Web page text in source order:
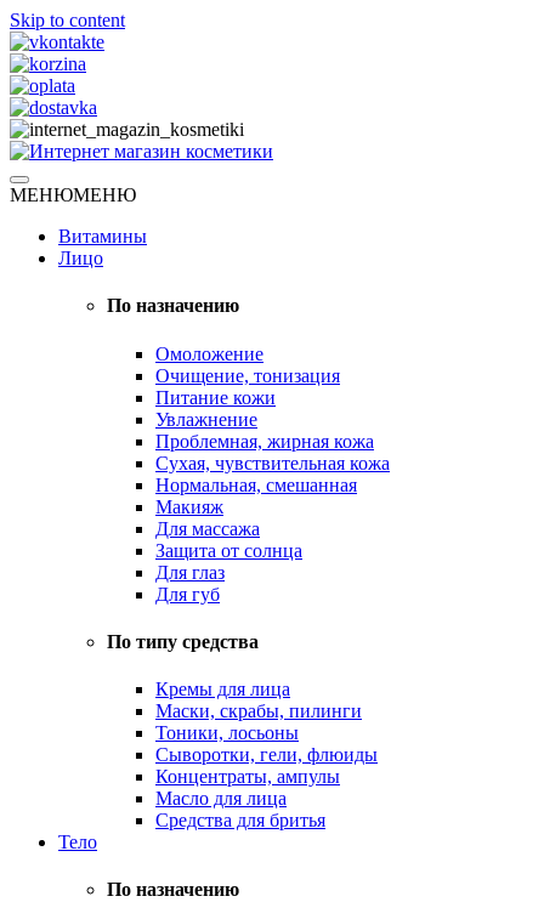
Skip to content
Интернет магазин косметики
Натуральная косметика
МЕНЮМЕНЮ
Витамины
Лицо
По назначению
Омоложение
Очищение, тонизация
Питание кожи
Увлажнение
Проблемная, жирная кожа
Сухая, чувствительная кожа
Нормальная, смешанная
Макияж
Для массажа
Защита от солнца
Для глаз
Для губ
По типу средства
Кремы для лица
Маски, скрабы, пилинги
Тоники, лосьоны
Сыворотки, гели, флюиды
Концентраты, ампулы
Масло для лица
Средства для бритья
Тело
По назначению